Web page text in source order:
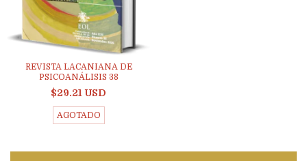
REVISTA LACANIANA DE
PSICOANÁLISIS 38
$29.21 USD
AGOTADO